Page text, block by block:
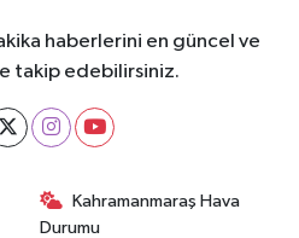
haberlerini en güncel ve
takip edebilirsiniz.
Kahramanmaraş Hava
Durumu